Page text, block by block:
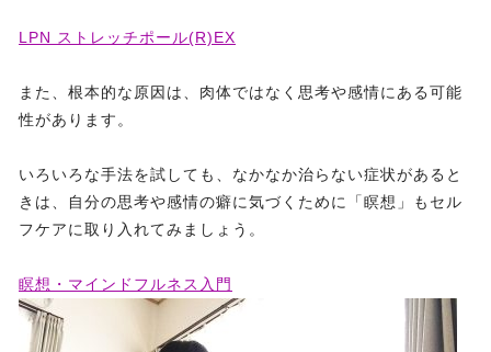
LPN ストレッチポール(R)EX
また、根本的な原因は、肉体ではなく思考や感情にある可能
性があります。
いろいろな手法を試しても、なかなか治らない症状があると
きは、自分の思考や感情の癖に気づくために「瞑想」もセル
フケアに取り入れてみましょう。
瞑想・マインドフルネス入門